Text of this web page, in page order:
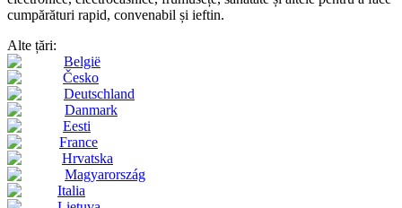
cumpărături rapid, convenabil și ieftin.
Alte țări:
België
Česko
Deutschland
Danmark
Eesti
France
Hrvatska
Magyarország
Italia